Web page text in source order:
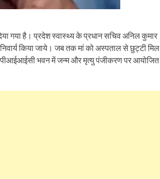
गया है। प्रदेश स्वास्थ्य के प्रधान सचिव अनिल कुमार
किया जाये। जब तक मां को अस्पताल से छुट्टी मिल
भवन में जन्म और मृत्यु पंजीकरण पर आयोजित